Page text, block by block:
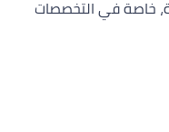
خاصة في التخصصات